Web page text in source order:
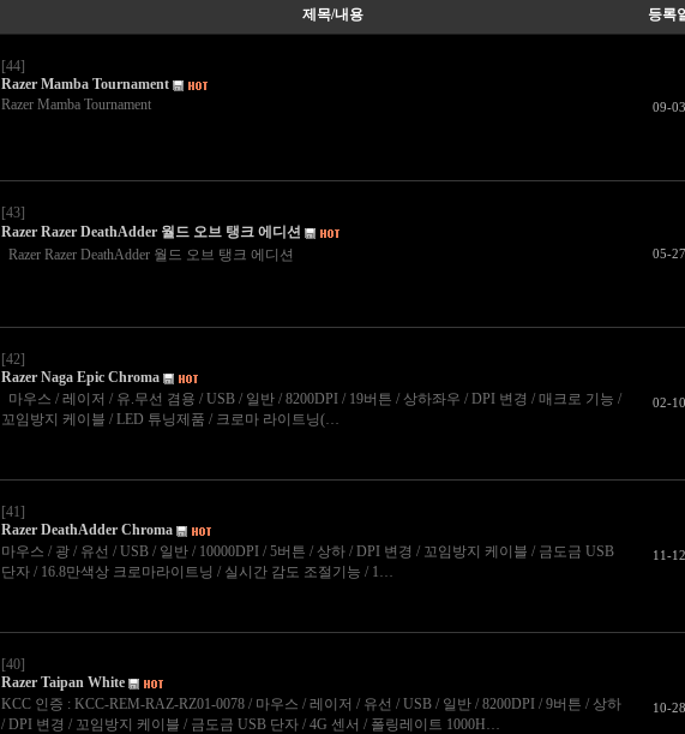
제목/내용 등록
[44]
Razer Mamba Tournament
Razer Mamba Tournament
09-03
[43]
Razer Razer DeathAdder 월드 오브 탱크 에디션
Razer Razer DeathAdder 월드 오브 탱크 에디션
05-27
[42]
Razer Naga Epic Chroma
마우스 / 레이저 / 유.무선 겸용 / USB / 일반 / 8200DPI / 19버튼 / 상하좌우 / DPI 변경 / 매크로 기능 /
꼬임방지 케이블 / LED 튜닝제품 / 크로마 라이트닝(…
02-10
[41]
Razer DeathAdder Chroma
마우스 / 광 / 유선 / USB / 일반 / 10000DPI / 5버튼 / 상하 / DPI 변경 / 꼬임방지 케이블 / 금도금 USB
단자 / 16.8만색상 크로마라이트닝 / 실시간 감도 조절기능 / 1…
11-12
[40]
Razer Taipan White
KCC 인증 : KCC-REM-RAZ-RZ01-0078 / 마우스 / 레이저 / 유선 / USB / 일반 / 8200DPI / 9버튼 / 상하
/ DPI 변경 / 꼬임방지 케이블 / 금도금 USB 단자 / 4G 센서 / 폴링레이트 1000H…
10-28